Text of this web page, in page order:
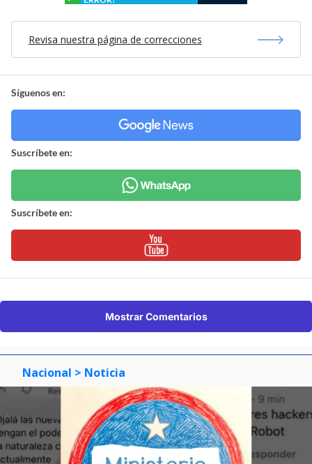
Revisa nuestra página de correcciones
Síguenos en:
Suscríbete en:
Suscríbete en:
Mostrar Comentarios
Nacional > Noticia